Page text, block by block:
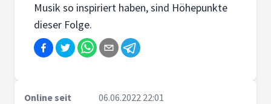
Musik so inspiriert haben, sind Höhepunkte
dieser Folge.
Online seit 06.06.2022 22:01